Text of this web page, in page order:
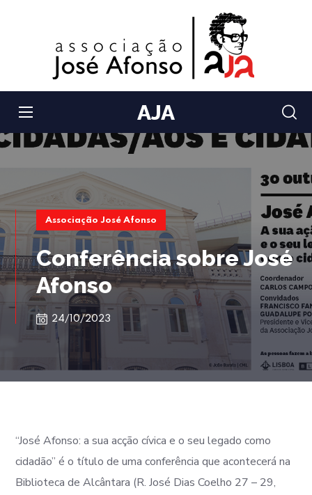
AJA
Associação José Afonso
Conferência sobre José
Afonso
24/10/2023
“José Afonso: a sua acção cívica e o seu legado como
cidadão” é o título de uma conferência que acontecerá na
Biblioteca de Alcântara (R. José Dias Coelho 27 – 29,